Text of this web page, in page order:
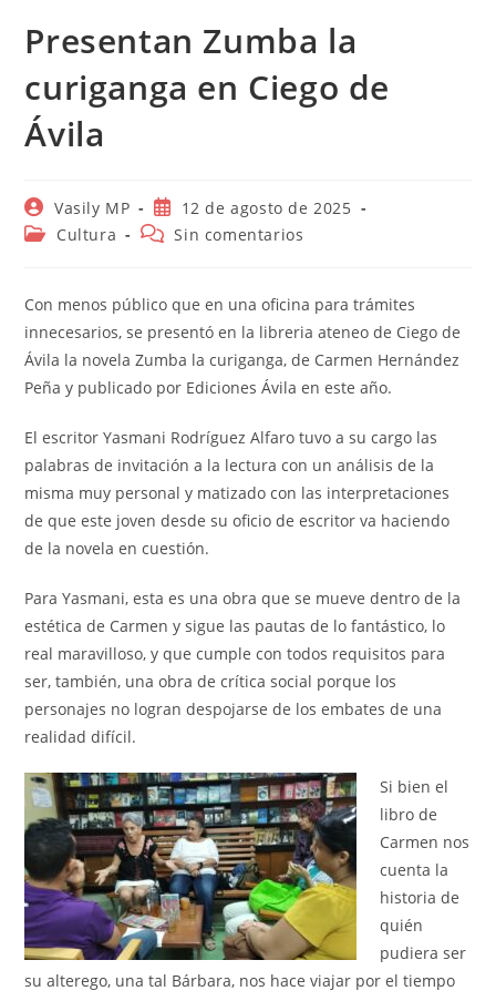
Presentan Zumba la
curiganga en Ciego de
Ávila
Autor
de
la
Vasily MP
Publicación
de
la
12 de agosto de 2025
Categoría
entrada:
Cultura
Comentarios
entrada:
Sin comentarios
Con menos público que en una oficina para trámites
innecesarios, se presentó en la libreria ateneo de Ciego de
Ávila la novela Zumba la curiganga, de Carmen Hernández
Peña y publicado por Ediciones Ávila en este año.
El escritor Yasmani Rodríguez Alfaro tuvo a su cargo las
palabras de invitación a la lectura con un análisis de la
misma muy personal y matizado con las interpretaciones
de que este joven desde su oficio de escritor va haciendo
de la novela en cuestión.
Para Yasmani, esta es una obra que se mueve dentro de la
estética de Carmen y sigue las pautas de lo fantástico, lo
real maravilloso, y que cumple con todos requisitos para
ser, también, una obra de crítica social porque los
personajes no logran despojarse de los embates de una
realidad difícil.
Si bien el
libro de
Carmen nos
cuenta la
historia de
quién
pudiera ser
su alterego, una tal Bárbara, nos hace viajar por el tiempo